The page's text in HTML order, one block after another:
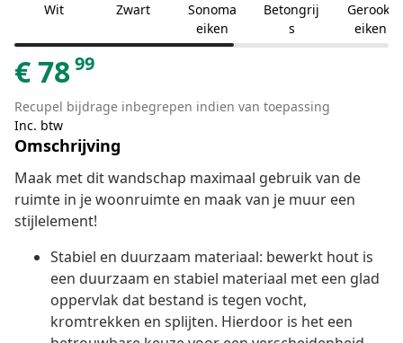
Wit Zwart
Sonoma
eiken
Betongrij
s
Gerookt
eiken
€7899
Recupel bijdrage inbegrepen indien van toepassing
Inc. btw
Omschrijving
Maak met dit wandschap maximaal gebruik van de
ruimte in je woonruimte en maak van je muur een
stijlelement!
Stabiel en duurzaam materiaal: bewerkt hout is
een duurzaam en stabiel materiaal met een glad
oppervlak dat bestand is tegen vocht,
kromtrekken en splijten. Hierdoor is het een